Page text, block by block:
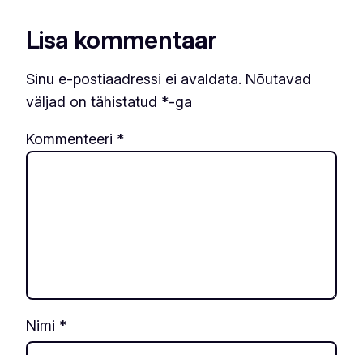
Lisa kommentaar
Sinu e-postiaadressi ei avaldata. Nõutavad
väljad on tähistatud *-ga
Kommenteeri *
Nimi *